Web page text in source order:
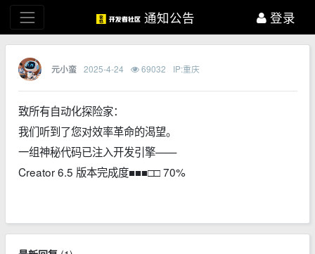
通知公告 登录
元小蛮 2025-4-24 69032 IP:重庆
致所有自动化探险家：
我们听到了您对效率革命的渴望。
一组神秘代码已注入开发引擎——
Creator 6.5 版本完成度■■■□□70%